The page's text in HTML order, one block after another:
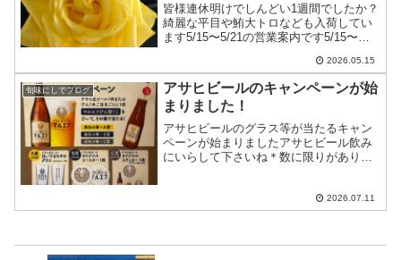
皆様連休明けでしんどい1週間でしたか？
綺麗な平目や鮪大トロなども入荷してい
ます5/15〜5/21の営業案内です5/15〜
5/20…昼はお休み、夜はカウンターのみ
5/21…昼は通常通りランチ営業 夜
は...
2026.05.15
旬味にしでブログ
アサヒビールのキャンペーンが始
まりました！
アサヒビールのグラス等が当たるキャン
ペーンが始まりましたアサヒビール飲み
にいらして下さいね＊数に限りがありま
2026.07.11